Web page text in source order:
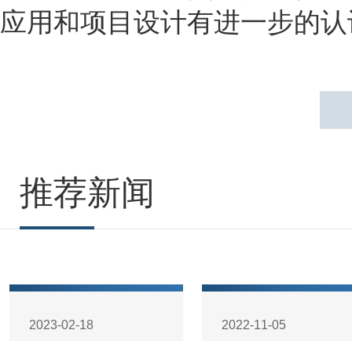
应用和项目设计有进一步的
推荐新闻
2023-02-18 2022-11-05